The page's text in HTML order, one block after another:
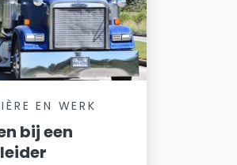
EN WERK
bij een